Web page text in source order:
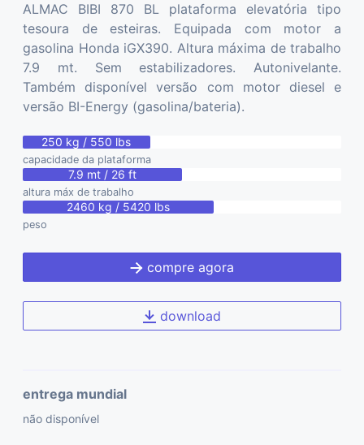
ALMAC BIBI 870 BL plataforma elevatória tipo
tesoura de esteiras. Equipada com motor a
gasolina Honda iGX390. Altura máxima de trabalho
7.9 mt. Sem estabilizadores. Autonivelante.
Também disponível versão com motor diesel e
versão BI-Energy (gasolina/bateria).
250 kg / 550 lbs
capacidade da plataforma
7.9 mt / 26 ft
altura máx de trabalho
2460 kg / 5420 lbs
peso
compre agora
download
entrega mundial
não disponível